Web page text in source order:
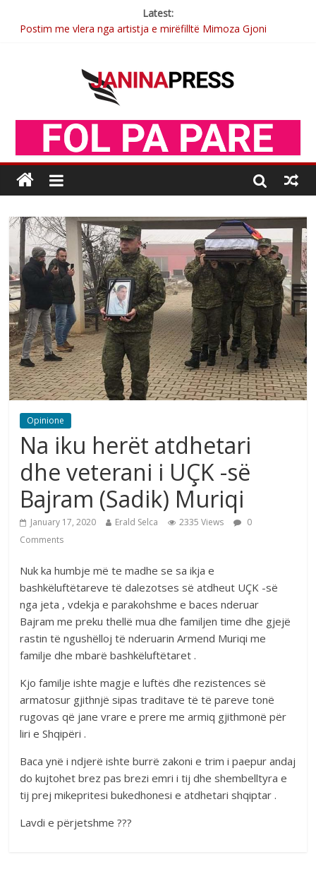
Latest:
Postim me vlera nga artistja e mirëfilltë Mimoza Gjoni
Brahim Çekaj njē veprimtar i respektuar i çeshtjës kombëtare
Sulm , pse të dua ty
Opinione
Na iku herët atdhetari
dhe veterani i UÇK -së
Bajram (Sadik) Muriqi
January 17, 2020 Erald Selca 2335 Views
0
Comments
Nuk ka humbje më te madhe se sa ikja e
bashkëluftëtareve të dalezotses së atdheut UÇK -së
nga jeta , vdekja e parakohshme e baces nderuar
Bajram me preku thellë mua dhe familjen time dhe gjejë
rastin të ngushëlloj të nderuarin Armend Muriqi me
familje dhe mbarë bashkëluftëtaret .
Kjo familje ishte magje e luftës dhe rezistences së
armatosur gjithnjë sipas traditave të të pareve tonë
rugovas që jane vrare e prere me armiq gjithmonë për
liri e Shqipëri .
Baca ynë i ndjerë ishte burrë zakoni e trim i paepur andaj
do kujtohet brez pas brezi emri i tij dhe shembelltyra e
tij prej mikepritesi bukedhonesi e atdhetari shqiptar .
Lavdi e përjetshme ???